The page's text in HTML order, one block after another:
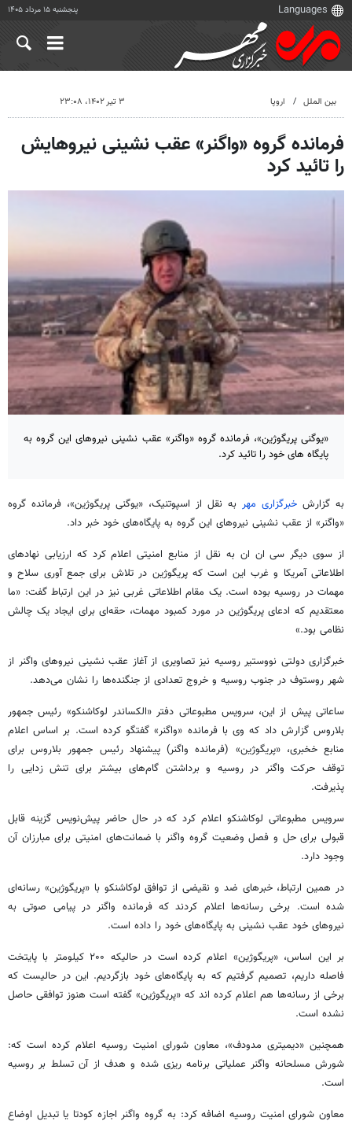
پنجشنبه ۱۵ مرداد ۱۴۰۵
بین الملل اروپا ۳ تیر ۱۴۰۲، ۲۳:۰۸
فرمانده گروه «واگنر» عقب نشینی نیروهایش
را تائید کرد
«یوگنی پریگوژین»، فرمانده گروه «واگنر» عقب نشینی نیروهای این گروه به
پایگاه های خود را تائید کرد.
به گزارش خبرگزاری مهر به نقل از اسپوتنیک، «یوگنی پریگوژین»، فرمانده گروه
«واگنر» از عقب نشینی نیروهای این گروه به پایگاه‌های خود خبر داد.
از سوی دیگر سی ان ان به نقل از منابع امنیتی اعلام کرد که ارزیابی نهادهای
اطلاعاتی آمریکا و غرب این است کهپریگوژین در تلاش برای جمعآوری سلاح و
مهمات در روسیه بوده است. یک مقام اطلاعاتی غربی نیز در این ارتباط گفت: «ما
معتقدیم که ادعایپریگوژین در مورد کمبود مهمات، حقه‌ای برای ایجاد یک چالش
نظامی بود.»
خبرگزاری دولتی نووستیر روسیه نیز تصاویری از آغاز عقب نشینی نیروهای واگنر از
شهر روستوف در جنوب روسیه و خروج تعدادی از جنگنده‌ها را نشان می‌دهد.
ساعاتی پیش از این، سرویس مطبوعاتی دفتر «الکساندر لوکاشنکو» رئیس جمهور
بلاروس گزارش داد که وی با فرمانده «واگنر» گفتگو کرده است. بر اساس اعلام
منابعخخبری،«پریگوژین» (فرمانده واگنر) پیشنهاد رئیس جمهور بلاروس برای
توقف حرکت واگنر در روسیه و برداشتن گام‌های بیشتر برای تنش زدایی را
پذیرفت.
سرویس مطبوعاتی لوکاشنکواعلام کرد که در حال حاضر پیش‌نویس گزینه قابل
قبولی برای حل و فصل وضعیت گروه واگنربا ضمانت‌های امنیتی برای مبارزان آن
وجود دارد.
در همین ارتباط، خبرهای ضد و نقیضی از توافق لوکاشنکو با «پریگوژین» رسانه‌ای
شده است. برخی رسانه‌ها اعلام کردند که فرمانده واگنردر پیامی صوتی به
نیروهای خود عقب نشینی به پایگاه‌های خود را داده است.
بر این اساس،«پریگوژین» اعلام کرده است درحالیکه
۲۰۰ کیلومتر با پایتخت
فاصله داریم، تصمیم گرفتیم که به پایگاه‌های خود بازگردیم. این در حالیست که
برخی از رسانه‌ها هم اعلام کرده اند که «پریگوژین» گفته است هنوز توافقی حاصل
نشده است.
همچنین «دیمیتری مدودف»، معاون شورای امنیت روسیه اعلام کرده است که:
شورش مسلحانه واگنرعملیاتی برنامه ریزیشده و هدف از آن تسلط بر روسیه
است.
معاون شورای امنیت روسیه اضافه کرد: به گروه واگنراجازه کودتا یا تبدیل اوضاع